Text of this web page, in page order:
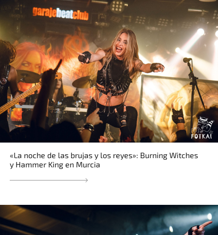
«La noche de las brujas y los reyes»: Burning Witches
y Hammer King en Murcia